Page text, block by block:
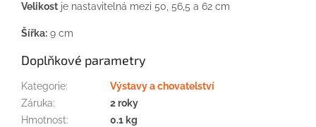
Velikost je nastavitelná mezi 50, 56,5 a 62 cm
Šířka: 9 cm
Doplňkové parametry
Kategorie:
Výstavy a chovatelství
Záruka:
2 roky
Hmotnost:
0.1 kg